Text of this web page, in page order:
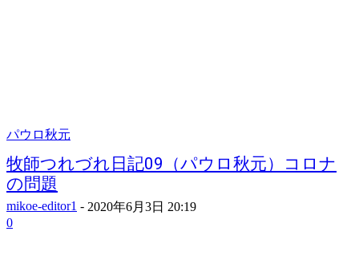
パウロ秋元
牧師つれづれ日記09（パウロ秋元）コロナ
の問題
mikoe-editor1 - 2020年6月3日 20:19
0